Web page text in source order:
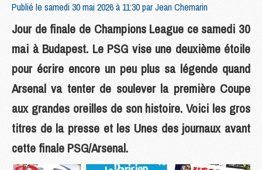
Publié le samedi 30 mai 2026 à 11:30 parJean Chemarin
Jour de finale de Champions League ce samedi 30
mai à Budapest. Le PSG vise une deuxième étoile
pour écrire encore un peu plus sa légende quand
Arsenal va tenter de soulever la première Coupe
aux grandes oreilles de son histoire. Voici les gros
titres de la presse et les Unes des journaux avant
cette finale PSG/Arsenal.